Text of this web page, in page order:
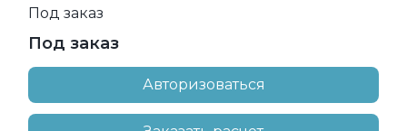
Под заказ
Под заказ
Авторизоваться